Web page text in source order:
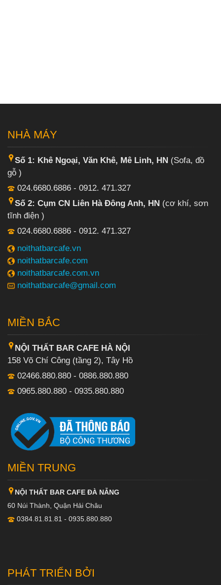
NHÀ MÁY
Số 1: Khê Ngoại, Văn Khê, Mê Linh, HN (Sofa, đồ
gỗ )
024.6680.6886 - 0912. 471.327
Số 2: Cụm CN Liên Hà Đông Anh, HN (cơ khí, sơn
tĩnh điện )
024.6680.6886 - 0912. 471.327
noithatbarcafe.vn
noithatbarcafe.com
noithatbarcafe.com.vn
noithatbarcafe@gmail.com
MIỀN BẮC
NỘI THẤT BAR CAFE HÀ NỘI
158 Võ Chí Công (tầng 2), Tây Hồ
02466.880.880 - 0886.880.880
0965.880.880 - 0935.880.880
MIỀN TRUNG
NỘI THẤT BAR CAFE ĐÀ NẴNG
60 Núi Thành, Quận Hải Châu
0384.81.81.81 - 0935.880.880
PHÁT TRIỂN BỞI